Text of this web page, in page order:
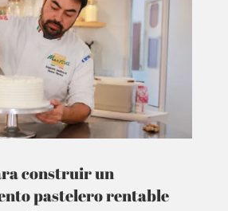
construir un
pastelero rentable